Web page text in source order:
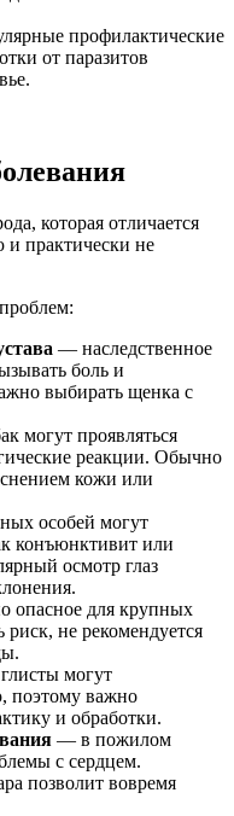
профилактические
от паразитов
которая отличается
и практически не
— наследственное
боль и
выбирать щенка с
могут проявляться
реакции. Обычно
кожи или
особей могут
конъюнктивит или
осмотр глаз
опасное для крупных
не рекомендуется
могут
поэтому важно
и обработки.
— в пожилом
с сердцем.
позволит вовремя